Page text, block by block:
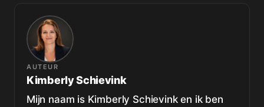
AUTEUR
Kimberly Schievink
Mijn naam is Kimberly Schievink en ik ben